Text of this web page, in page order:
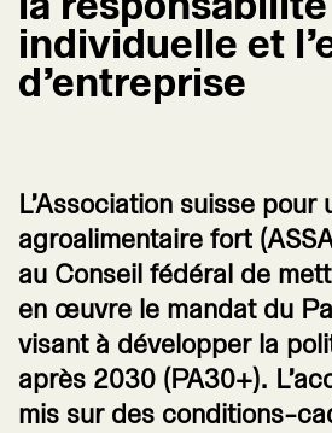
individuelle et
d’entreprise
L’Association suisse pour
agroalimentaire fort
au Conseil fédéral de
en œuvre le mandat du
visant à développer la
après 2030 (PA30+).
mis sur des conditions-